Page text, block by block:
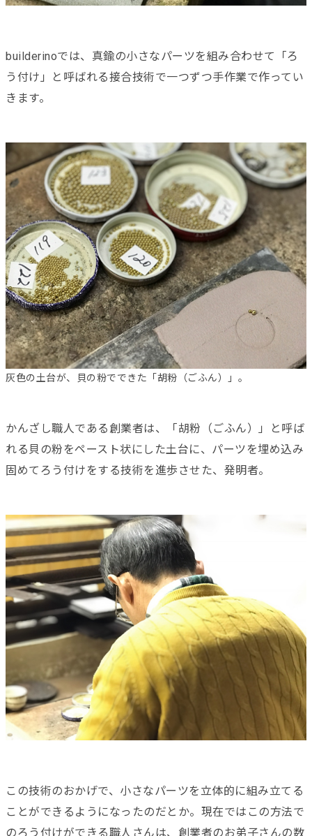
builderinoでは、真鍮の小さなパーツを組み合わせて「ろ
う付け」と呼ばれる接合技術で一つずつ手作業で作ってい
きます。
灰色の土台が、貝の粉でできた「胡粉（ごふん）」。
かんざし職人である創業者は、「胡粉（ごふん）」と呼ば
れる貝の粉をペースト状にした土台に、パーツを埋め込み
固めてろう付けをする技術を進歩させた、発明者。
この技術のおかげで、小さなパーツを立体的に組み立てる
ことができるようになったのだとか。現在ではこの方法で
のろう付けができる職人さんは、創業者のお弟子さんの数